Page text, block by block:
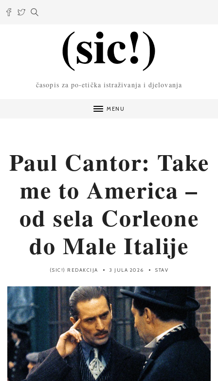
časopis za po-etička istraživanja i djelovanja
MENU
Paul Cantor: Take
me to America –
od sela Corleone
do Male Italije
(SIC!) REDAKCIJA 3 JULA 2026 STAV